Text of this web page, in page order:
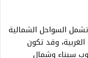
السواحل الشمالية
وقد تكون
سيناء وشمال